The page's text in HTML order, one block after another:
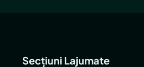
Secțiuni Lajumate